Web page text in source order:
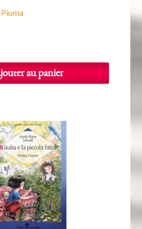
au panier